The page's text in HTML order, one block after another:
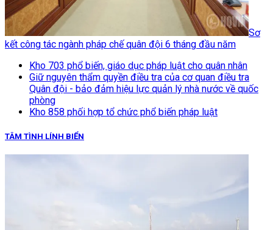
Sơ
kết công tác ngành pháp chế quân đội 6 tháng đầu năm
Kho 703 phổ biến, giáo dục pháp luật cho quân nhân
Giữ nguyên thẩm quyền điều tra của cơ quan điều tra
Quân đội - bảo đảm hiệu lực quản lý nhà nước về quốc
phòng
Kho 858 phối hợp tổ chức phổ biến pháp luật
TÂM TÌNH LÍNH BIỂN